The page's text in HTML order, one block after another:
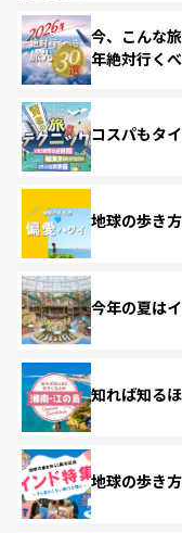
今、こんな
年絶対行く
コスパもタ
地球の歩き
今年の夏は
知れば知る
地球の歩き